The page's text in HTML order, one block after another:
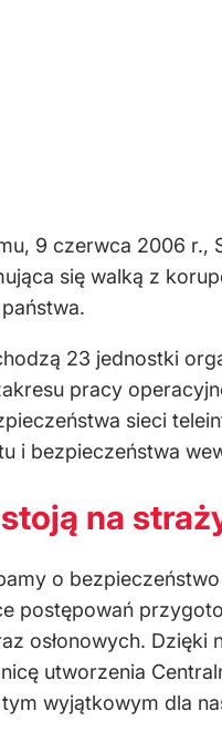
9 czerwca 2006 r.,
się walką z
23 jednostki
pracy
sieci
i bezpieczeństwa
na
o
postępowań
osłonowych. Dzięki
utworzenia
wyjątkowym dla